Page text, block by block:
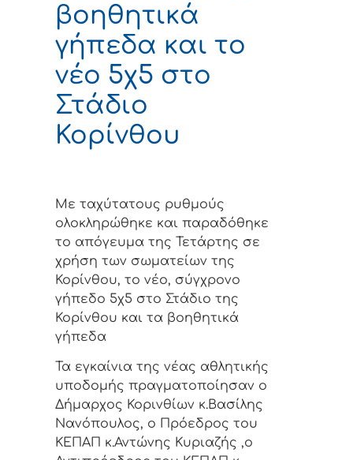
βοηθητικά
γήπεδα και το
νέο 5χ5 στο
Στάδιο
Κορίνθου
Με ταχύτατους ρυθμούς
ολοκληρώθηκε και παραδόθηκε
το απόγευμα της Τετάρτης σε
χρήση των σωματείων της
Κορίνθου, το νέο, σύγχρονο
γήπεδο 5χ5 στο Στάδιο της
Κορίνθου και τα βοηθητικά
γήπεδα
Τα εγκαίνια της νέας αθλητικής
υποδομής πραγματοποίησαν ο
Δήμαρχος Κορινθίων κ.Βασίλης
Νανόπουλος, ο Πρόεδρος του
ΚΕΠΑΠ κ.Αντώνης Κυριαζής ,ο